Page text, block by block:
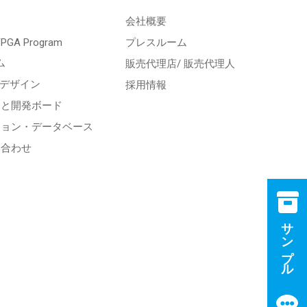
Program
ザイン
開発ボード
ン・データベース
わせ
会社概要
プレスルーム
販売代理店/ 販売代理人
採用情報
サンプル